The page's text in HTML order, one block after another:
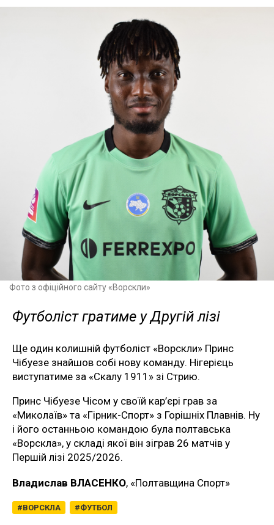
Фото з офіційного сайту «Ворскли»
Футболіст гратиме у Другій лізі
Ще один колишній футболіст «Ворскли» Принс
Чібуезе знайшов собі нову команду. Нігерієць
виступатиме за «Скалу 1911» зі Стрию.
Принс Чібуезе Чісом у своїй кар’єрі грав за
«Миколаїв» та «Гірник-Спорт» з Горішніх Плавнів. Ну
і його останньою командою була полтавська
«Ворскла», у складі якої він зіграв 26 матчів у
Першій лізі 2025/2026.
Владислав ВЛАСЕНКО, «Полтавщина Спорт»
ВОРСКЛА ФУТБОЛ